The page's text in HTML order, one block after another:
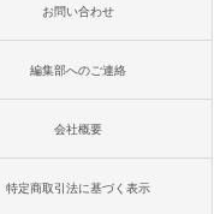
お問い合わせ
編集部へのご連絡
会社概要
特定商取引法に基づく表示